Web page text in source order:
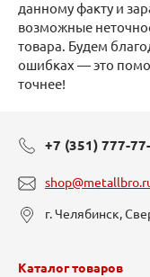
данному факту и
возможные
товара. Будем
ошибках — это
точнее!
+7 (351) 777-
г. Челябинск,
Каталог товаров